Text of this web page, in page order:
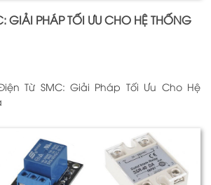
GIẢI PHÁP TỐI ƯU CHO HỆ THỐNG
Từ SMC: Giải Pháp Tối Ưu Cho Hệ